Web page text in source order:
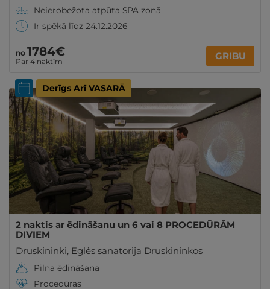
Neierobežota atpūta SPA zonā
Ir spēkā līdz 24.12.2026
no 1784€
Par 4 naktīm GRIBU
Derīgs Arī VASARĀ
2 naktis ar ēdināšanu un 6 vai 8 PROCEDŪRĀM
DIVIEM
Druskininki, Eglės sanatorija Druskininkos
Pilna ēdināšana
Procedūras